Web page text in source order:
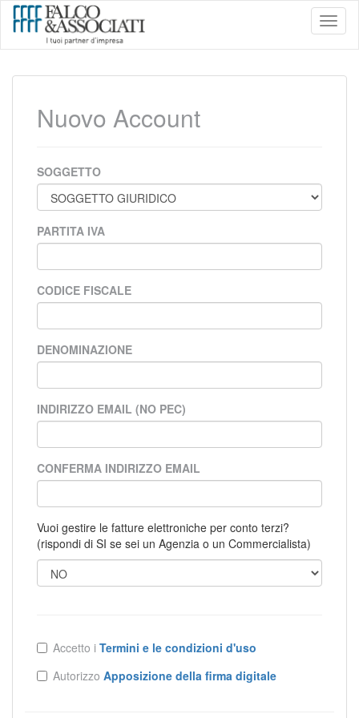
Nuovo Account
SOGGETTO
PARTITA IVA
CODICE FISCALE
DENOMINAZIONE
INDIRIZZO EMAIL (NO PEC)
CONFERMA INDIRIZZO EMAIL
Vuoi gestire le fatture elettroniche per conto terzi?
(rispondi di SI se sei un Agenzia o un Commercialista)
Accetto i Termini e le condizioni d'uso
Autorizzo Apposizione della firma digitale